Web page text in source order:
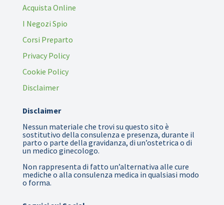
Acquista Online
I Negozi Spio
Corsi Preparto
Privacy Policy
Cookie Policy
Disclaimer
Disclaimer
Nessun materiale che trovi su questo sito è
sostitutivo della consulenza e presenza, durante il
parto o parte della gravidanza, di un’ostetrica o di
un medico ginecologo.
Non rappresenta di fatto un’alternativa alle cure
mediche o alla consulenza medica in qualsiasi modo
o forma.